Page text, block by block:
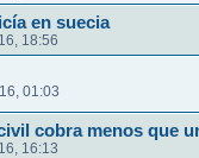
en suecia
18:56
01:03
cobra menos que
16:13